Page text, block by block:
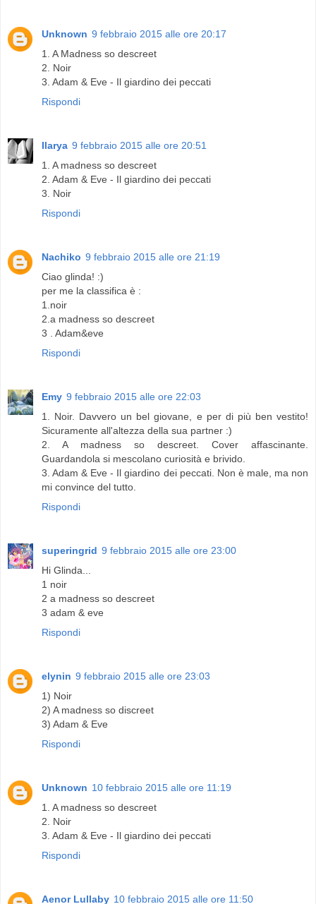
Unknown 9 febbraio 2015 alle ore 20:17
1. A Madness so descreet
2. Noir
3. Adam & Eve - Il giardino dei peccati
Rispondi
Ilarya 9 febbraio 2015 alle ore 20:51
1. A madness so descreet
2. Adam & Eve - Il giardino dei peccati
3. Noir
Rispondi
Nachiko 9 febbraio 2015 alle ore 21:19
Ciao glinda! :)
per me la classifica è :
1.noir
2.a madness so descreet
3 . Adam&eve
Rispondi
Emy 9 febbraio 2015 alle ore 22:03
1. Noir. Davvero un bel giovane, e per di più ben vestito!
Sicuramente all'altezza della sua partner :)
2. A madness so descreet. Cover affascinante.
Guardandola si mescolano curiosità e brivido.
3. Adam & Eve - Il giardino dei peccati. Non è male, ma non
mi convince del tutto.
Rispondi
superingrid 9 febbraio 2015 alle ore 23:00
Hi Glinda...
1 noir
2 a madness so descreet
3 adam & eve
Rispondi
elynin 9 febbraio 2015 alle ore 23:03
1) Noir
2) A madness so discreet
3) Adam & Eve
Rispondi
Unknown 10 febbraio 2015 alle ore 11:19
1. A madness so descreet
2. Noir
3. Adam & Eve - Il giardino dei peccati
Rispondi
Aenor Lullaby 10 febbraio 2015 alle ore 11:50